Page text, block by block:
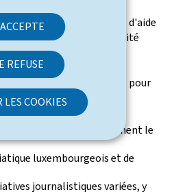
REFUSE
LES COOKIES
plafonds des montants d'aide
dans un esprit de neutralité
d'aide;
du régime d'aides pour
de préserver durablement le
luxembourgeois et de
journalistiques variées, y